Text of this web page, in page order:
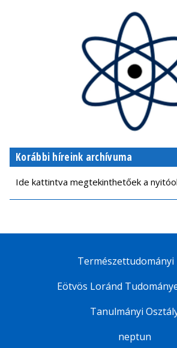
Korábbi híreink archívuma
Ide kattintva megtekinthetőek a
Természettudományi
Eötvös Loránd
Tanulmányi
neptun